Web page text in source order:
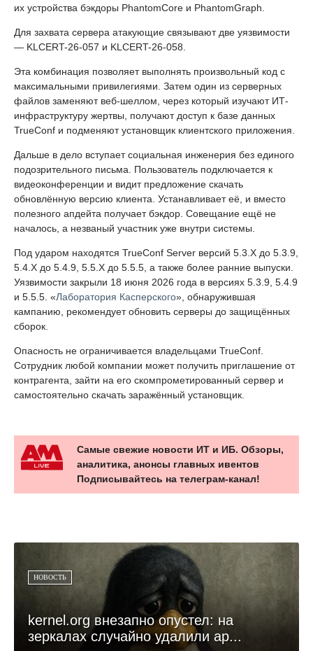
их устройства бэкдоры PhantomCore и PhantomGraph.
Для захвата сервера атакующие связывают две уязвимости
— KLCERT-26-057 и KLCERT-26-058.
Эта комбинация позволяет выполнять произвольный код с
максимальными привилегиями. Затем один из серверных
файлов заменяют веб-шеллом, через который изучают ИТ-
инфраструктуру жертвы, получают доступ к базе данных
TrueConf и подменяют установщик клиентского приложения.
Дальше в дело вступает социальная инженерия без единого
подозрительного письма. Пользователь подключается к
видеоконференции и видит предложение скачать
обновлённую версию клиента. Устанавливает её, и вместо
полезного апдейта получает бэкдор. Совещание ещё не
началось, а незваный участник уже внутри системы.
Под ударом находятся TrueConf Server версий 5.3.X до 5.3.9,
5.4.X до 5.4.9, 5.5.X до 5.5.5, а также более ранние выпуски.
Уязвимости закрыли 18 июня 2026 года в версиях 5.3.9, 5.4.9
и 5.5.5. «Лаборатория Касперского», обнаружившая
кампанию, рекомендует обновить серверы до защищённых
сборок.
Опасность не ограничивается владельцами TrueConf.
Сотрудник любой компании может получить приглашение от
контрагента, зайти на его скомпрометированный сервер и
самостоятельно скачать заражённый установщик.
Самые свежие новости ИТ и ИБ. Обзоры,
аналитика, анонсы главных ивентов
Подписывайтесь на телеграм-канал!
НОВОСТЬ
kernel.org внезапно опустел: на
зеркалах случайно удалили ар...